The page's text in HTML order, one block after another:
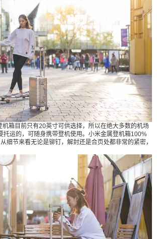
机箱目前只有20英寸可供选择，所以在绝大多数的机场
托运的，可随身携带登机使用。小米金属登机箱100%
细节来看无论是铆钉，解封还是合页处都非常的紧密，